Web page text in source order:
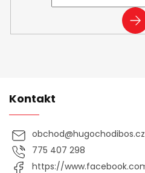
SE
Kontakt
obchod@hugochodibos.cz
775 407 298
https://